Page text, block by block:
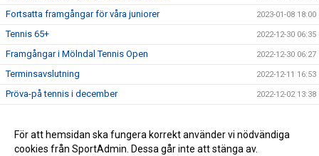
Fortsatta framgångar för våra juniorer 2023-01-08 18:00
Tennis 65+ 2022-12-30 06:35
Framgångar i Mölndal Tennis Open 2022-12-30 06:27
Terminsavslutning 2022-12-11 16:53
Pröva-på tennis i december 2022-12-02 13:38
Enklare betalningssystem införs 2022-11-16 13:35
Välkommen till vår nya hemsida!
För att hemsidan ska fungera korrekt använder vi nödvändiga
cookies från SportAdmin. Dessa går inte att stänga av.